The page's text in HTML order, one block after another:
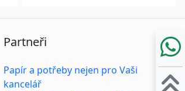
Partneři
Papír a potřeby nejen pro Vaši
kancelář